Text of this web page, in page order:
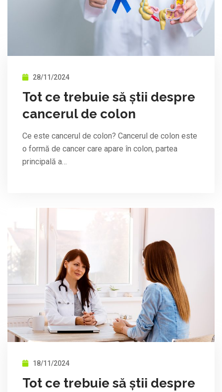
28/11/2024
Tot ce trebuie să știi despre
cancerul de colon
Ce este cancerul de colon? Cancerul de colon este
o formă de cancer care apare în colon, partea
principală a…
18/11/2024
Tot ce trebuie să știi despre